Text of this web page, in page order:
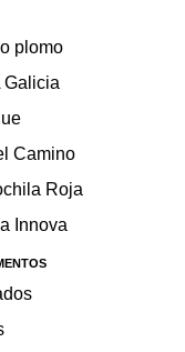
plomo
Galicia
Camino
Roja
Innova